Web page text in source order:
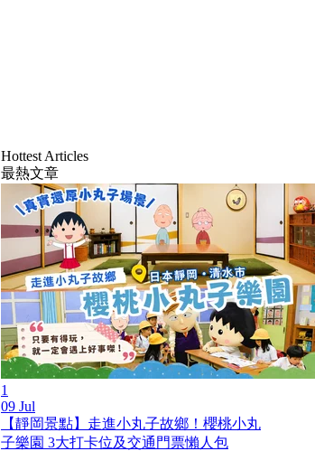
Hottest Articles
最熱文章
1
09 Jul
【靜岡景點】走進小丸子故鄉！櫻桃小丸
子樂園 3大打卡位及交通門票懶人包